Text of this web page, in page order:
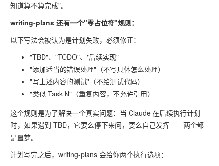
知道算不算完成"。
writing-plans 还有一个"零占位符"规则：
以下写法会被认为是计划失败，必须修正：
"TBD"、"TODO"、"后续实现"
"添加适当的错误处理"（不写具体怎么处理）
"写上述内容的测试"（不给测试代码）
"类似 Task N"（重复内容，不允许引用）
这个规则是为了解决一个真实问题：当 Claude 在后续执行计划
时，如果遇到 TBD，它要么停下来问，要么自己发挥——两个都
是噩梦。
计划写完之后，writing-plans 会给你两个执行选项：